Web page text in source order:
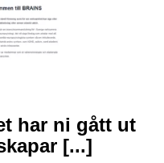
Allt i ett
Läs mer
har ni gått ut
[...]